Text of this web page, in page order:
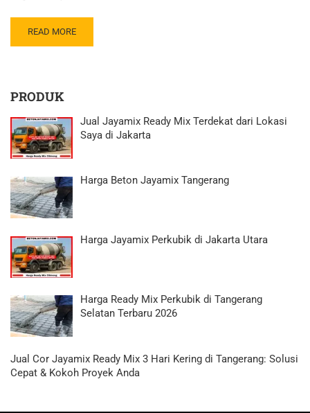
READ MORE
PRODUK
Jual Jayamix Ready Mix Terdekat dari Lokasi
Saya di Jakarta
Harga Beton Jayamix Tangerang
Harga Jayamix Perkubik di Jakarta Utara
Harga Ready Mix Perkubik di Tangerang
Selatan Terbaru 2026
Jual Cor Jayamix Ready Mix 3 Hari Kering di Tangerang: Solusi
Cepat & Kokoh Proyek Anda